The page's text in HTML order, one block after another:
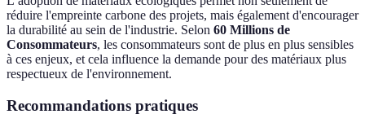
réduire l'empreinte carbone des projets, mais également d'encourager
la durabilité au sein de l'industrie. Selon 60 Millions de
Consommateurs, les consommateurs sont de plus en plus sensibles
à ces enjeux, et cela influence la demande pour des matériaux plus
respectueux de l'environnement.
Recommandations pratiques